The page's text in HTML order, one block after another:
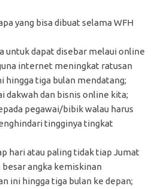
yang bisa dibuat selama WFH
untuk dapat disebar melaui online
internet meningkat ratusan
hingga tiga bulan mendatang;
dakwah dan bisnis online kita;
pegawai/bibik walau harus
tingginya tingkat
hari atau paling tidak tiap Jumat
angka kemiskinan
ini hingga tiga bulan ke depan;